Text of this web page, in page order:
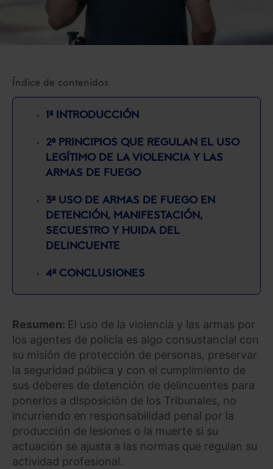
Índice de contenidos
1º INTRODUCCIÓN
2º PRINCIPIOS QUE REGULAN EL USO
LEGÍTIMO DE LA VIOLENCIA Y LAS
ARMAS DE FUEGO
3º USO DE ARMAS DE FUEGO EN
DETENCIÓN, MANIFESTACIÓN,
SECUESTRO Y HUIDA DEL
DELINCUENTE
4º CONCLUSIONES
Resumen: El uso de la violencia y las armas por
los agentes de policía es algo consustancial con
su misión de protección de personas, preservar
la seguridad pública y con el cumplimiento de
sus deberes de detención de delincuentes para
ponerlos a disposición de los Tribunales, no
incurriendo en responsabilidad penal por la
producción de lesiones o la muerte si su
actuación se ajusta a las normas que regulan su
actividad profesional.